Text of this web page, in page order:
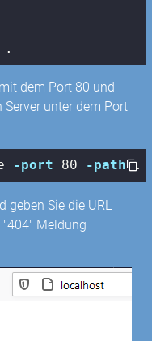
.
dem Port 80 und
unter dem Port
-port 80 -path .
geben Sie die URL
Meldung